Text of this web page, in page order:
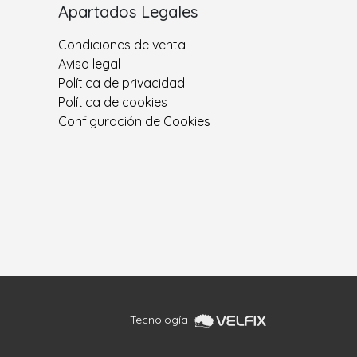
Apartados Legales
Condiciones de venta
Aviso legal
Política de privacidad
Política de cookies
Configuración de Cookies
Tecnología